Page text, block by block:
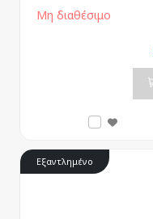
Μη διαθέσιμο
Εξαντλημένο